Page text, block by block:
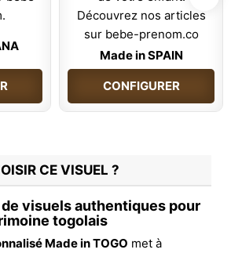
Made in SPAIN
CONFIGURER
CE VISUEL ?
visuels authentiques pour
togolais
Made in TOGO met à